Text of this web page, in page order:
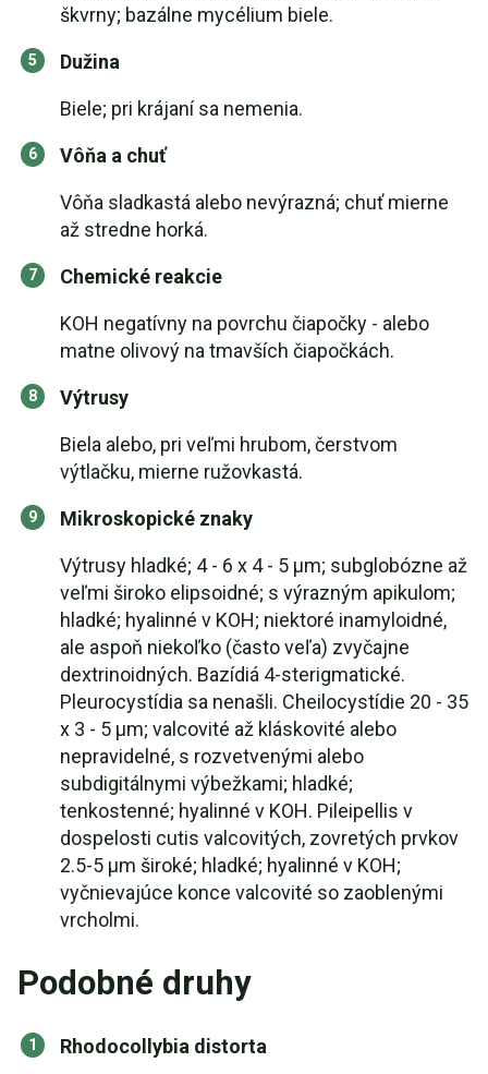
škvrny; bazálne mycélium biele.
Dužina
Biele; pri krájaní sa nemenia.
Vôňa a chuť
Vôňa sladkastá alebo nevýrazná; chuť mierne
až stredne horká.
Chemické reakcie
KOH negatívny na povrchu čiapočky - alebo
matne olivový na tmavších čiapočkách.
Výtrusy
Biela alebo, pri veľmi hrubom, čerstvom
výtlačku, mierne ružovkastá.
Mikroskopické znaky
Výtrusy hladké; 4 - 6 x 4 - 5 µm; subglobózne až
veľmi široko elipsoidné; s výrazným apikulom;
hladké; hyalinné v KOH; niektoré inamyloidné,
ale aspoň niekoľko (často veľa) zvyčajne
dextrinoidných. Bazídiá 4-sterigmatické.
Pleurocystídia sa nenašli. Cheilocystídie 20 - 35
x 3 - 5 µm; valcovité až kláskovité alebo
nepravidelné, s rozvetvenými alebo
subdigitálnymi výbežkami; hladké;
tenkostenné; hyalinné v KOH. Pileipellis v
dospelosti cutis valcovitých, zovretých prvkov
2.5-5 µm široké; hladké; hyalinné v KOH;
vyčnievajúce konce valcovité so zaoblenými
vrcholmi.
Podobné druhy
Rhodocollybia distorta